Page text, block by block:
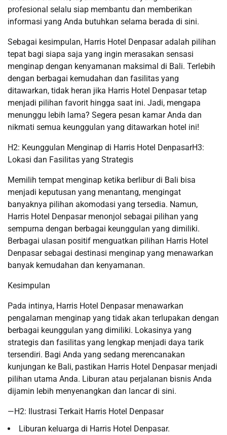
profesional selalu siap membantu dan memberikan
informasi yang Anda butuhkan selama berada di sini.
Sebagai kesimpulan, Harris Hotel Denpasar adalah pilihan
tepat bagi siapa saja yang ingin merasakan sensasi
menginap dengan kenyamanan maksimal di Bali. Terlebih
dengan berbagai kemudahan dan fasilitas yang
ditawarkan, tidak heran jika Harris Hotel Denpasar tetap
menjadi pilihan favorit hingga saat ini. Jadi, mengapa
menunggu lebih lama? Segera pesan kamar Anda dan
nikmati semua keunggulan yang ditawarkan hotel ini!
H2: Keunggulan Menginap di Harris Hotel DenpasarH3:
Lokasi dan Fasilitas yang Strategis
Memilih tempat menginap ketika berlibur di Bali bisa
menjadi keputusan yang menantang, mengingat
banyaknya pilihan akomodasi yang tersedia. Namun,
Harris Hotel Denpasar menonjol sebagai pilihan yang
sempurna dengan berbagai keunggulan yang dimiliki.
Berbagai ulasan positif menguatkan pilihan Harris Hotel
Denpasar sebagai destinasi menginap yang menawarkan
banyak kemudahan dan kenyamanan.
Kesimpulan
Pada intinya, Harris Hotel Denpasar menawarkan
pengalaman menginap yang tidak akan terlupakan dengan
berbagai keunggulan yang dimiliki. Lokasinya yang
strategis dan fasilitas yang lengkap menjadi daya tarik
tersendiri. Bagi Anda yang sedang merencanakan
kunjungan ke Bali, pastikan Harris Hotel Denpasar menjadi
pilihan utama Anda. Liburan atau perjalanan bisnis Anda
dijamin lebih menyenangkan dan lancar di sini.
—H2: Ilustrasi Terkait Harris Hotel Denpasar
Liburan keluarga di Harris Hotel Denpasar.